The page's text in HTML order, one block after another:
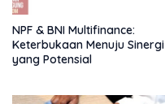
NPF & BNI Multifinance:
Keterbukaan Menuju Sinergi
yang Potensial